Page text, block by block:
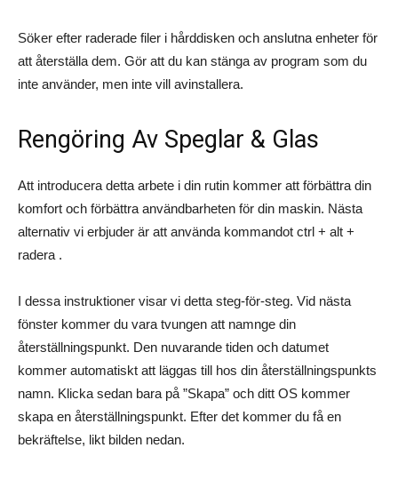
Söker efter raderade filer i hårddisken och anslutna enheter för
att återställa dem. Gör att du kan stänga av program som du
inte använder, men inte vill avinstallera.
Rengöring Av Speglar & Glas
Att introducera detta arbete i din rutin kommer att förbättra din
komfort och förbättra användbarheten för din maskin. Nästa
alternativ vi erbjuder är att använda kommandot ctrl + alt +
radera .
I dessa instruktioner visar vi detta steg-för-steg. Vid nästa
fönster kommer du vara tvungen att namnge din
återställningspunkt. Den nuvarande tiden och datumet
kommer automatiskt att läggas till hos din återställningspunkts
namn. Klicka sedan bara på ”Skapa” och ditt OS kommer
skapa en återställningspunkt. Efter det kommer du få en
bekräftelse, likt bilden nedan.